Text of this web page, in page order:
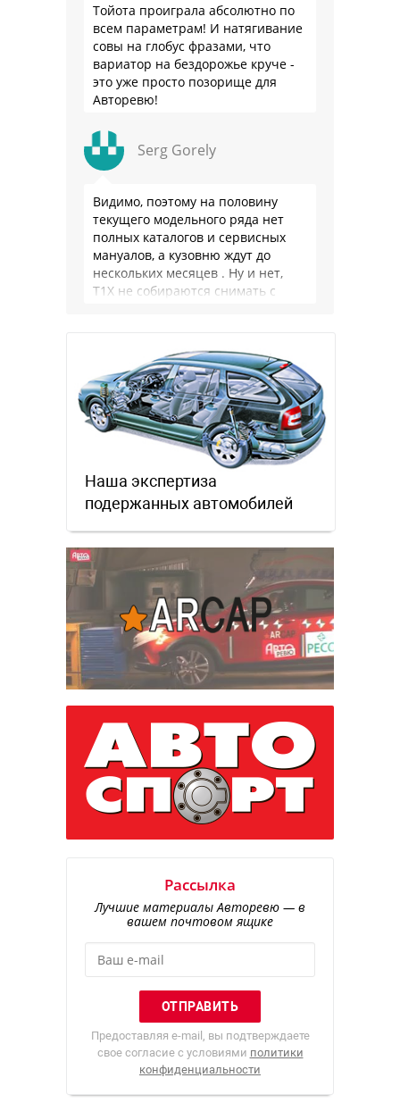
Тойота проиграла абсолютно по
всем параметрам! И натягивание
совы на глобус фразами, что
вариатор на бездорожье круче -
это уже просто позорище для
Авторевю!
Serg Gorely
Видимо, поэтому на половину
текущего модельного ряда нет
полных каталогов и сервисных
мануалов, а кузовню ждут до
нескольких месяцев . Ну и нет,
Т1Х не собираются снимать с
Наша экспертиза
подержанных автомобилей
Рассылка
Лучшие материалы Авторевю — в
вашем почтовом ящике
Предоставляя e-mail, вы подтверждаете
свое согласие с условиями политики
конфиденциальности